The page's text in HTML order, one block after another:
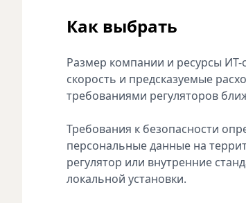
Как выбрать
Размер компании и ресурсы
скорость и предсказуемые
требованиями регуляторов
Требования к безопасности
персональные данные на
регулятор или внутренние
локальной установки.